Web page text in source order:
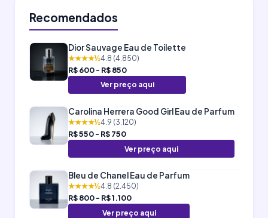
Recomendados
Dior Sauvage Eau de Toilette
★★★★½4.8 (4.850)
R$ 600 - R$ 850
Ver preço aqui
Carolina Herrera Good Girl Eau de Parfum
★★★★½4.9 (3.120)
R$ 550 - R$ 750
Ver preço aqui
Bleu de Chanel Eau de Parfum
★★★★½4.8 (2.450)
R$ 800 - R$ 1.100
Ver preço aqui